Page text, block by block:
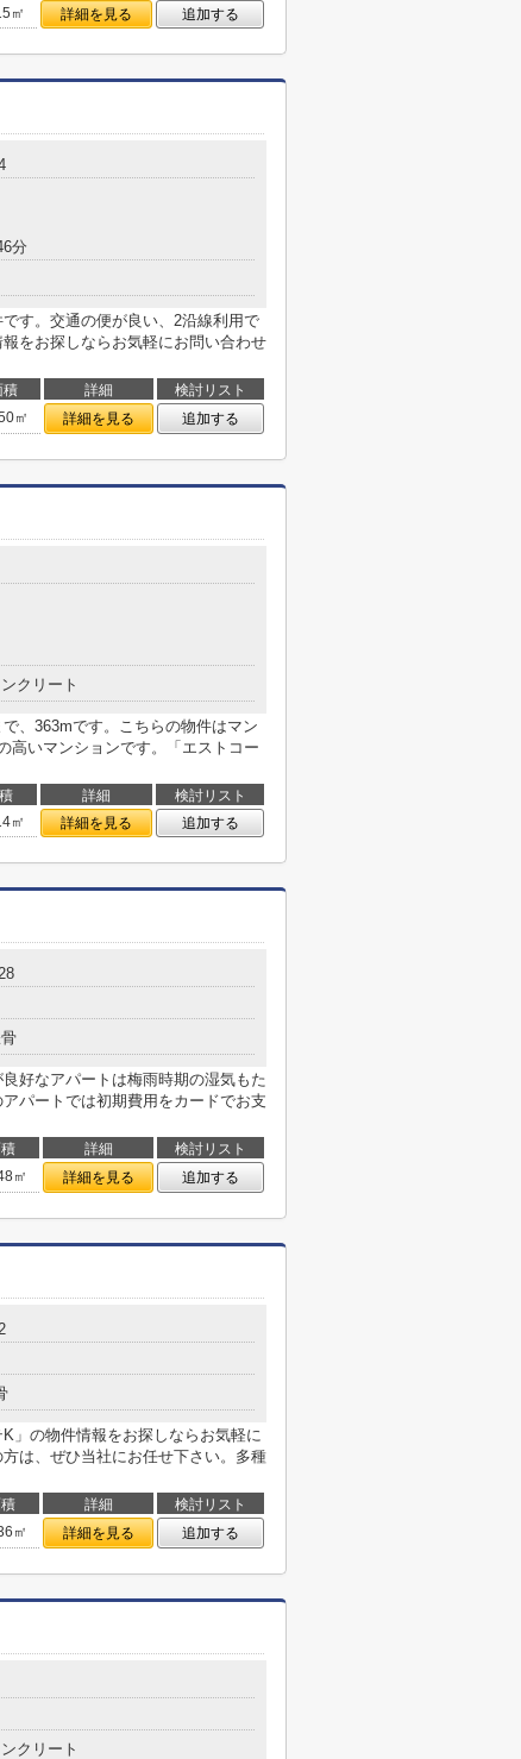
㎡ 詳細を見る 追加する
分
す。交通の便が良い、2沿線利用で
をお探しならお気軽にお問い合わせ
積 詳細
検討リスト
㎡ 詳細を見る 追加する
クリート
、363mです。こちらの物件はマン
高いマンションです。「エストコー
詳細
検討リスト
㎡ 詳細を見る 追加する
好なアパートは梅雨時期の湿気もた
パートでは初期費用をカードでお支
詳細
検討リスト
㎡ 詳細を見る 追加する
」の物件情報をお探しならお気軽に
は、ぜひ当社にお任せ下さい。多種
詳細
検討リスト
㎡ 詳細を見る 追加する
クリート